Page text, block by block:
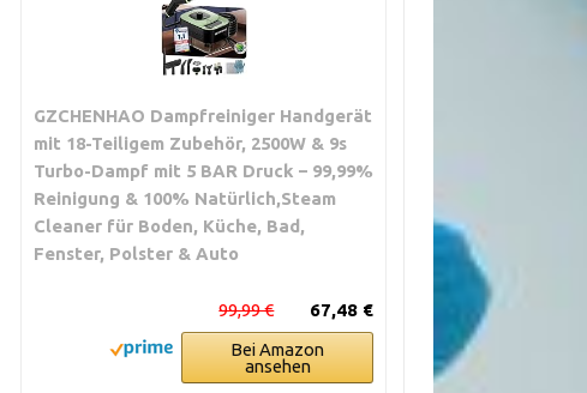
GZCHENHAO Dampfreiniger Handgerät
mit 18-Teiligem Zubehör, 2500W & 9s
Turbo-Dampf mit 5 BAR Druck – 99,99%
Reinigung & 100% Natürlich,Steam
Cleaner für Boden, Küche, Bad,
Fenster, Polster & Auto
67,48 €
99,99 €
Bei Amazon
ansehen